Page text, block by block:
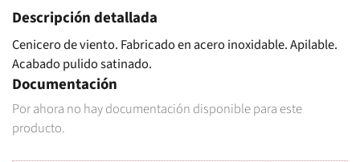
Descripción detallada
Cenicero de viento. Fabricado en acero inoxidable. Apilable.
Acabado pulido satinado.
Documentación
Por ahora no hay documentación disponible para este
producto.